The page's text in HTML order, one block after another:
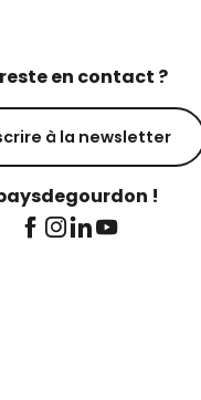
en contact ?
à la newsletter
!